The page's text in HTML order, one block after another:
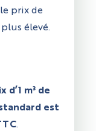
prix de
élevé.
d’1 m³ de
est
.